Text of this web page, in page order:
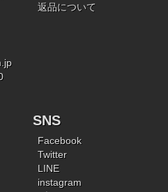
返品について
SNS
Facebook
Twitter
LINE
instagram